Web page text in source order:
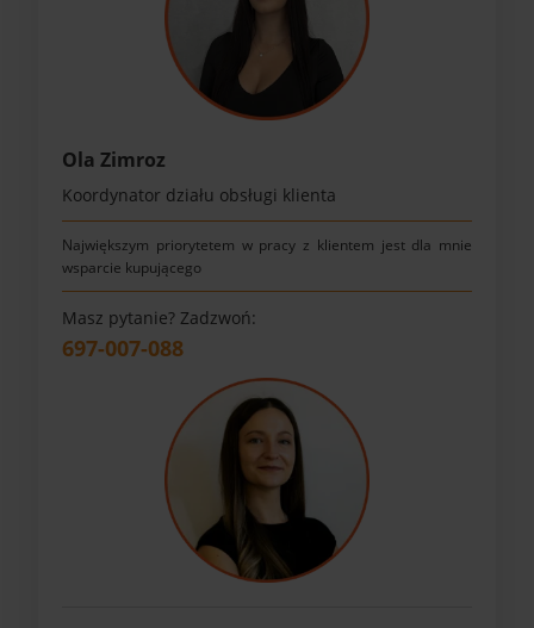
Ola Zimroz
Koordynator działu obsługi klienta
Największym priorytetem w pracy z klientem jest dla mnie
wsparcie kupującego
Masz pytanie? Zadzwoń:
697-007-088